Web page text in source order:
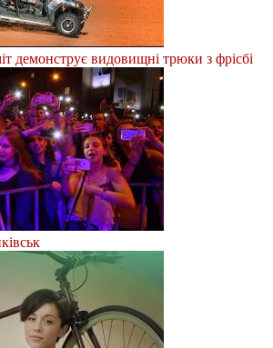
демонструє видовищні трюки з фрісбі